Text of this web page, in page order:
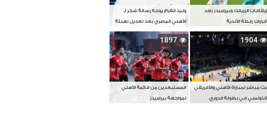
إيقافات الزمالك وبيراميدز بعد
قرارات رابطة الأندية
وليد الفراج يوجه رسالة شكر لـ
الأهلي المصري بعد تعديل تهنئة
بطل آسيا
1904
بث مباشر لمباراة الأهلي والأفريقي
التونسي في بطولة الدوري
1897
المستبعدين من قائمة الأهلي
لمواجهة بيراميدز